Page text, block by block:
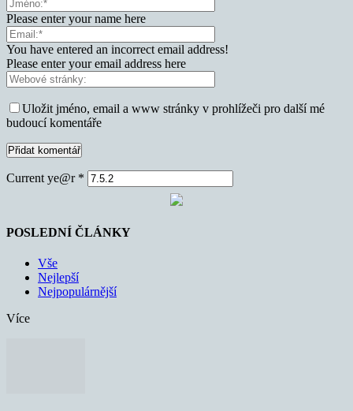
Please enter your name here
You have entered an incorrect email address!
Please enter your email address here
Uložit jméno, email a www stránky v prohlížeči pro další mé
budoucí komentáře
Current ye@r *
POSLEDNÍ ČLÁNKY
Vše
Nejlepší
Nejpopulárnější
Více